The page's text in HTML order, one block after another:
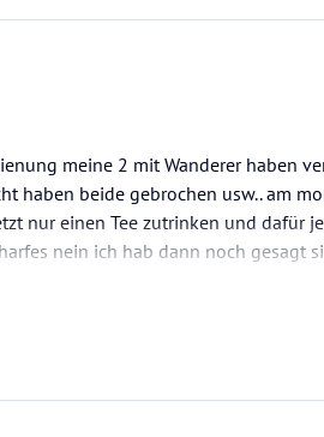
meine 2 mit Wanderer haben
haben beide gebrochen usw.. am
nur einen Tee zutrinken und dafür
nein ich hab dann noch gesagt